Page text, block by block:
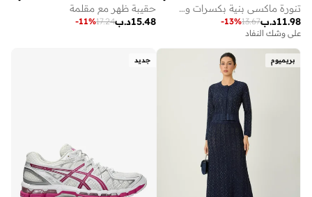
تنورة ماكسي بنية بكسرات وقصة واسعة
د.ب11.98
13.67
-13%
على وشك النفاد
حقيبة ظهر مع مقلمة
د.ب15.48
17.24
-11%
بريميوم جديد